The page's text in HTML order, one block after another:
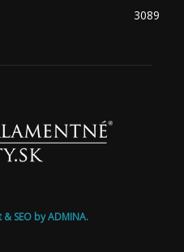
3089
SEO by ADMINA.